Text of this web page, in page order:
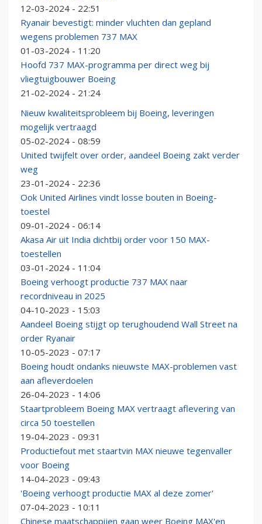
12-03-2024 - 22:51
Ryanair bevestigt: minder vluchten dan gepland
wegens problemen 737 MAX
01-03-2024 - 11:20
Hoofd 737 MAX-programma per direct weg bij
vliegtuigbouwer Boeing
21-02-2024 - 21:24
Nieuw kwaliteitsprobleem bij Boeing, leveringen
mogelijk vertraagd
05-02-2024 - 08:59
United twijfelt over order, aandeel Boeing zakt verder
weg
23-01-2024 - 22:36
Ook United Airlines vindt losse bouten in Boeing-
toestel
09-01-2024 - 06:14
Akasa Air uit India dichtbij order voor 150 MAX-
toestellen
03-01-2024 - 11:04
Boeing verhoogt productie 737 MAX naar
recordniveau in 2025
04-10-2023 - 15:03
Aandeel Boeing stijgt op terughoudend Wall Street na
order Ryanair
10-05-2023 - 07:17
Boeing houdt ondanks nieuwste MAX-problemen vast
aan afleverdoelen
26-04-2023 - 14:06
Staartprobleem Boeing MAX vertraagt aflevering van
circa 50 toestellen
19-04-2023 - 09:31
Productiefout met staartvin MAX nieuwe tegenvaller
voor Boeing
14-04-2023 - 09:43
'Boeing verhoogt productie MAX al deze zomer'
07-04-2023 - 10:11
Chinese maatschappijen gaan weer Boeing MAX'en